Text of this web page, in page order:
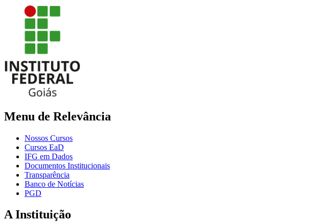
Menu de Relevância
Nossos Cursos
Cursos EaD
IFG em Dados
Documentos Institucionais
Transparência
Banco de Notícias
PGD
A Instituição